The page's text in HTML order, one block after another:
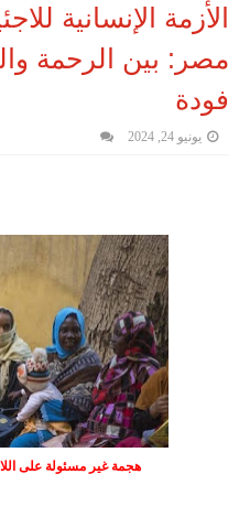
الأزمة الإنسانية
مصر: بين الرحمة
فودة
يونيو 24, 2024
هجمة غير مسئولة على